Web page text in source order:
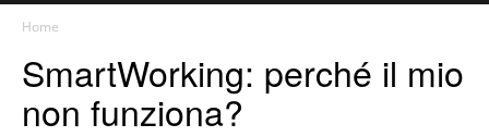
Home
SmartWorking: perché il mio
non funziona?